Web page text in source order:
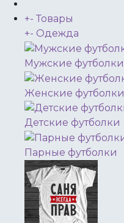
+- Товары
+- Одежда
Мужские футболки
Женские футболки
Детские футболки
Парные футболки